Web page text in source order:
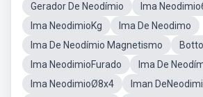
Gerador De Neodímio
Ima
Ima NeodimioKg
Ima De Neodimo
Ima De Neodímio Magnetismo
Ima NeodimioFurado
Ima De
Ima NeodimioØ8x4
Iman